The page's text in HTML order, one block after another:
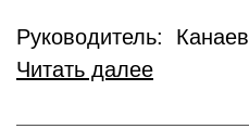
Руководитель:
Читать далее